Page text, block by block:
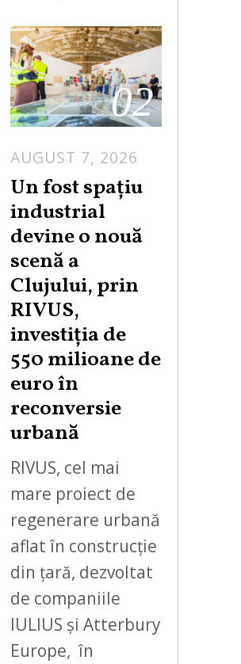
02
AUGUST 7, 2026
Un fost spațiu
industrial
devine o nouă
scenă a
Clujului, prin
RIVUS,
investiția de
550 milioane de
euro în
reconversie
urbană
RIVUS, cel mai
mare proiect de
regenerare urbană
aflat în construcție
din țară, dezvoltat
de companiile
IULIUS și Atterbury
Europe, în